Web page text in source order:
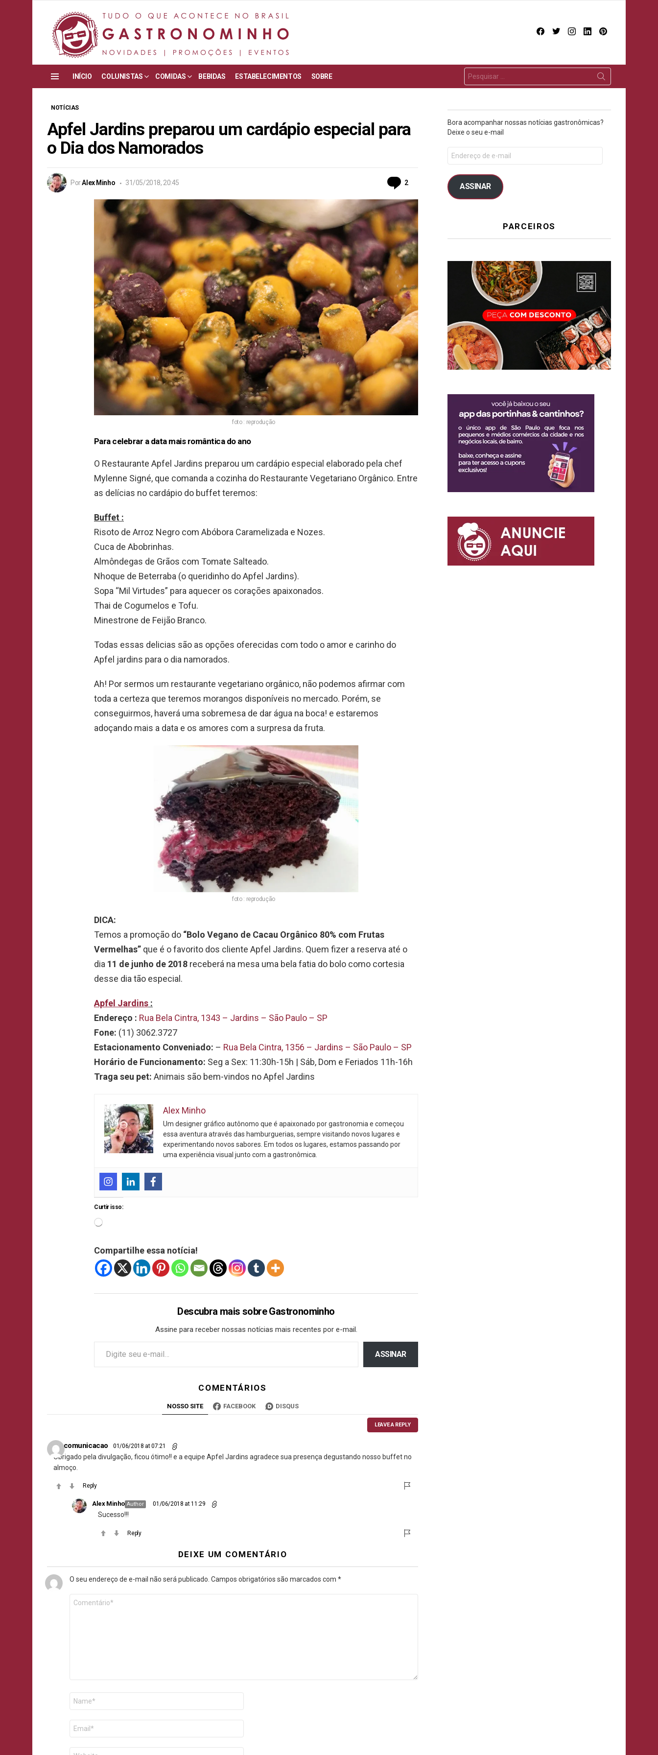
facebooktwitterinstagram
linkedin
INÍCIO COLUNISTAS COMIDAS BEBIDAS ESTABELECIMENTOS SOBRE
NOTÍCIAS
Apfel Jardins preparou um cardápio especial para
o Dia dos Namorados
PorAlex Minho 31/05/2018, 20:45 2
foto : reprodução
Para celebrar a data mais romântica do ano
O Restaurante Apfel Jardins preparou um cardápio especial elaborado pela chef
Mylenne Signé, que comanda a cozinha do Restaurante Vegetariano Orgânico. Entre
as delícias no cardápio do buffet teremos:
Buffet :
Risoto de Arroz Negro com Abóbora Caramelizada e Nozes.
Cuca de Abobrinhas.
Almôndegas de Grãos com Tomate Salteado.
Nhoque de Beterraba (o queridinho do Apfel Jardins).
Sopa “Mil Virtudes” para aquecer os corações apaixonados.
Thai de Cogumelos e Tofu.
Minestrone de Feijão Branco.
Todas essas delicias são as opções oferecidas com todo o amor e carinho do
Apfel jardins para o dia namorados.
Ah! Por sermos um restaurante vegetariano orgânico, não podemos afirmar com
toda a certeza que teremos morangos disponíveis no mercado. Porém, se
conseguirmos, haverá uma sobremesa de dar água na boca! e estaremos
adoçando mais a data e os amores com a surpresa da fruta.
foto : reprodução
DICA:
Temos a promoção do “Bolo Vegano de Cacau Orgânico 80% com Frutas
Vermelhas” que é o favorito dos cliente Apfel Jardins. Quem fizer a reserva até o
dia 11 de junho de 2018 receberá na mesa uma bela fatia do bolo como cortesia
desse dia tão especial.
Apfel Jardins :
Endereço : Rua Bela Cintra, 1343 – Jardins – São Paulo – SP
Fone: (11) 3062.3727
Estacionamento Conveniado: – Rua Bela Cintra, 1356 – Jardins – São Paulo – SP
Horário de Funcionamento: Seg a Sex: 11:30h-15h | Sáb, Dom e Feriados 11h-16h
Traga seu pet: Animais são bem-vindos no Apfel Jardins
Alex Minho
Um designer gráfico autônomo que é apaixonado por gastronomia e começou
essa aventura através das hamburguerias, sempre visitando novos lugares e
experimentando novos sabores. Em todos os lugares, estamos passando por
uma experiência visual junto com a gastronômica.
Curtir isso:
Compartilhe essa notícia!
Descubra mais sobre Gastronominho
Assine para receber nossas notícias mais recentes por e-mail.
ASSINAR
COMENTÁRIOS
NOSSO SITE FACEBOOK DISQUS
LEAVE A REPLY
lgzcomunicacao 01/06/2018 at 07:21
Obrigado pela divulgação, ficou ótimo!! e a equipe Apfel Jardins agradece sua presença degustando nosso buffet no
almoço.
Reply
Alex Minho Author 01/06/2018 at 11:29
Sucesso!!!
Reply
DEIXE UM COMENTÁRIO
O seu endereço de e-mail não será publicado. Campos obrigatórios são marcados com *
mail
Bora acompanhar nossas notícias gastronômicas?
Deixe o seu e-mail
ASSINAR
PARCEIROS